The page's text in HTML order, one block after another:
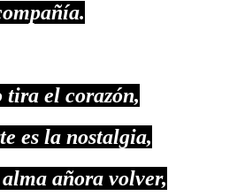
tira el corazón,
es la nostalgia,
añora volver,